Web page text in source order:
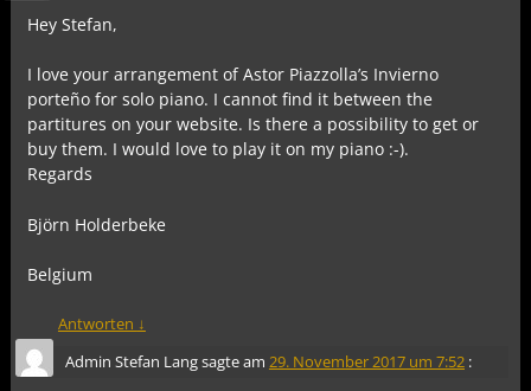
Hey Stefan,
I love your arrangement of Astor Piazzolla’s Invierno
porteño for solo piano. I cannot find it between the
partitures on your website. Is there a possibility to get or
buy them. I would love to play it on my piano :-).
Regards
Björn Holderbeke
Belgium
Antworten ↓
Admin Stefan Langsagte am 29. November 2017 um 7:52 :